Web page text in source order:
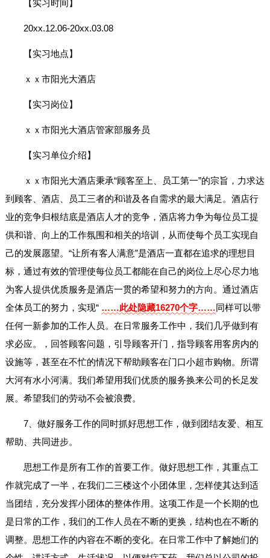
【实习时间】
20xx.12.06-20xx.03.08
【实习地点】
ｘｘ市阳光大酒店
【实习岗位】
ｘｘ市阳光大酒店管家部服务员
【实习单位介绍】
ｘｘ市阳光大酒店秉承“顾客至上、员工第一”的宗旨，力求达
到顾客、酒店、员工三者的和谐及各自需求的最大满足。酒店行
业的竞争归根结底是酒店人才的竞争，酒店将力争为每位员工提
供和谐、向上的工作氛围和相关的培训，从而使每个员工实现自
己的发展愿望。“让所有客人满意”是酒店一直都在追求的理想目
标，通过有效的管理使每位员工都能在自己的岗位上尽心尽力地
为客人提供优质服务是酒店一贯的希望和努力的方向。通过酒店
全体员工的努力，实现“ ……此处隐藏16270个字……同样可以带
任何一新参加的工作人员。在日常服务工作中，我们几乎做到有
求必应。，回答顾客问题，引导顾客开门，指导顾客用客房内的
设施等，甚至在不忙的情况下帮助顾客在门口小超市购物。所谓
大河有水小河满。我们希望用我们优质的服务换来公司的长足发
展。希望我们的劳动不会被浪费。
7、做好服务工作的同时抓好思想工作，做到团结友爱、相互
帮助、共同进步。
思想工作是所有工作的首要工作。做好思想工作，其重点工
作就完成了一半，在我们二三楼这个小团体里，怎样使其达到适
当团结，充分发挥小团体的整体作用。这项工作是一个长期的也
是日常的工作，我们的工作人员在不断的更换，结构也在不断的
调整。思想工作的内容在不断的变化。在日常工作中了解她们的